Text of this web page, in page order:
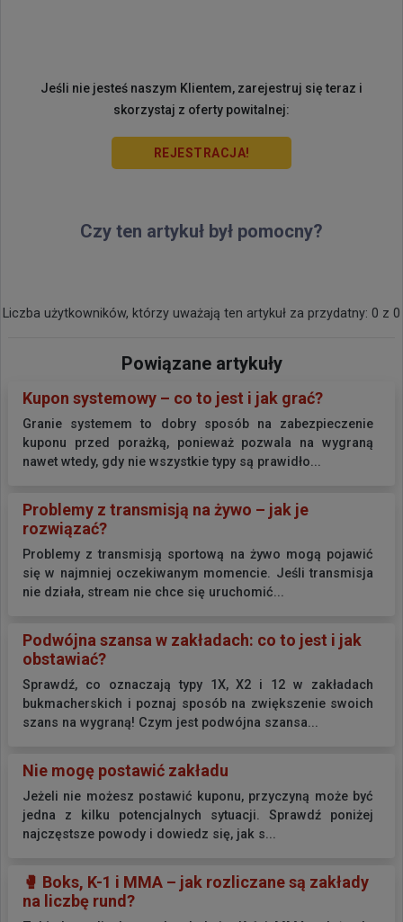
Jeśli nie jesteś naszym Klientem, zarejestruj się teraz i
skorzystaj z oferty powitalnej:
REJESTRACJA!
Czy ten artykuł był pomocny?
Liczba użytkowników, którzy uważają ten artykuł za przydatny: 0 z 0
Powiązane artykuły
Kupon systemowy – co to jest i jak grać?
Granie systemem to dobry sposób na zabezpieczenie
kuponu przed porażką, ponieważ pozwala na wygraną
nawet wtedy, gdy nie wszystkie typy są prawidło...
Problemy z transmisją na żywo – jak je
rozwiązać?
Problemy z transmisją sportową na żywo mogą pojawić
się w najmniej oczekiwanym momencie. Jeśli transmisja
nie działa, stream nie chce się uruchomić...
Podwójna szansa w zakładach: co to jest i jak
obstawiać?
Sprawdź, co oznaczają typy 1X, X2 i 12 w zakładach
bukmacherskich i poznaj sposób na zwiększenie swoich
szans na wygraną! Czym jest podwójna szansa...
Nie mogę postawić zakładu
Jeżeli nie możesz postawić kuponu, przyczyną może być
jedna z kilku potencjalnych sytuacji. Sprawdź poniżej
najczęstsze powody i dowiedz się, jak s...
🥊 Boks, K-1 i MMA – jak rozliczane są zakłady
na liczbę rund?